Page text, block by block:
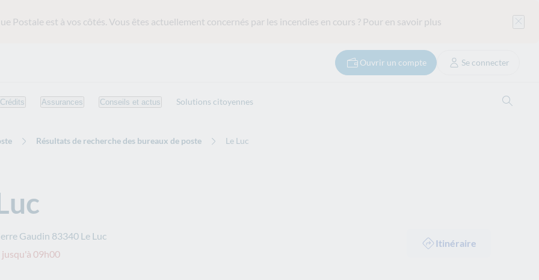
Postale est à vos côtés. Vous êtes actuellement concernés par les incendies en cours ? Pour en savoir plus
Ouvrir un compte Se connecter
Crédits Assurances Conseils et actus Solutions citoyennes
Résultats de recherche des bureaux de poste Le Luc
Gaudin 83340 Le Luc
jusqu'à 09h00
Itinéraire